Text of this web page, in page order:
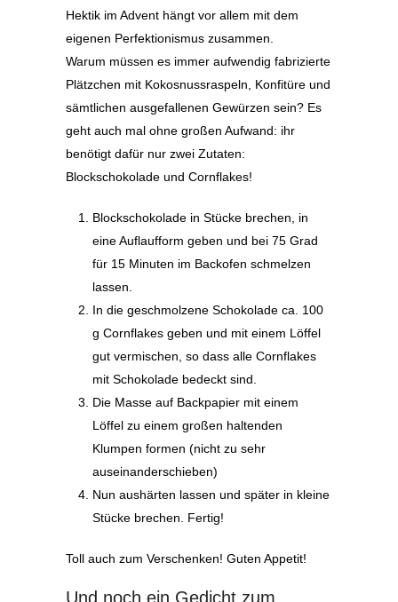
Hektik im Advent hängt vor allem mit dem
eigenen Perfektionismus zusammen.
Warum müssen es immer aufwendig fabrizierte
Plätzchen mit Kokosnussraspeln, Konfitüre und
sämtlichen ausgefallenen Gewürzen sein? Es
geht auch mal ohne großen Aufwand: ihr
benötigt dafür nur zwei Zutaten:
Blockschokolade und Cornflakes!
Blockschokolade in Stücke brechen, in
eine Auflaufform geben und bei 75 Grad
für 15 Minuten im Backofen schmelzen
lassen.
In die geschmolzene Schokolade ca. 100
g Cornflakes geben und mit einem Löffel
gut vermischen, so dass alle Cornflakes
mit Schokolade bedeckt sind.
Die Masse auf Backpapier mit einem
Löffel zu einem großen haltenden
Klumpen formen (nicht zu sehr
auseinanderschieben)
Nun aushärten lassen und später in kleine
Stücke brechen. Fertig!
Toll auch zum Verschenken! Guten Appetit!
Und noch ein Gedicht zum